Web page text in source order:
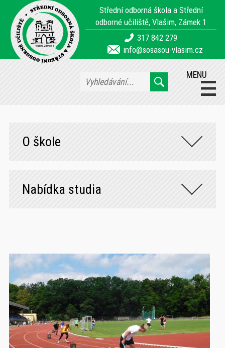
Střední odborná škola a Střední
odborné učiliště, Vlašim, Zámek 1
317 842 279
info@sosasou-vlasim.cz
MENU
O škole
Nabídka studia